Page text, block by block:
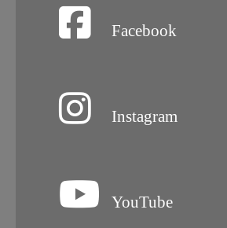
Facebook
Instagram
YouTube